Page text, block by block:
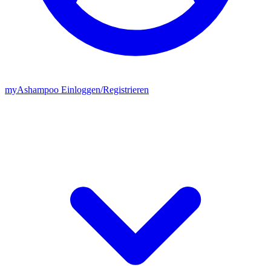
myAshampoo Einloggen/Registrieren